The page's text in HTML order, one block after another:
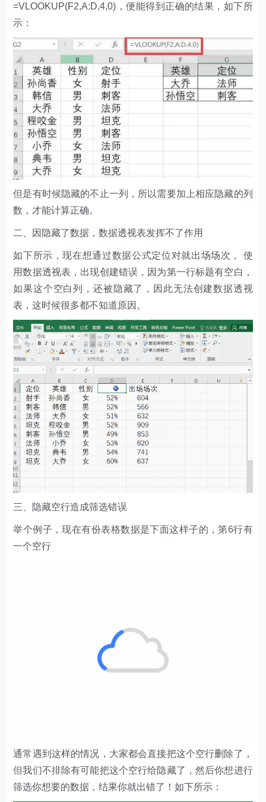
=VLOOKUP(F2,A:D,4,0)，便能得到正确的结果，如下所
示：
但是有时候隐藏的不止一列，所以需要加上相应隐藏的列
数，才能计算正确。
二、因隐藏了数据，数据透视表发挥不了作用
如下所示，现在想通过数据公式定位对就出场场次， 使
用数据透视表，出现创建错误，因为第一行标题有空白，
如果这个空白列，还被隐藏了，因此无法创建数据透视
表，这时候很多都不知道原因。
三、隐藏空行造成筛选错误
举个例子，现在有份表格数据是下面这样子的，第6行有
一个空行
通常遇到这样的情况，大家都会直接把这个空行删除了，
但我们不排除有可能把这个空行给隐藏了，然后你想进行
筛选你想要的数据，结果你就出错了！如下所示：